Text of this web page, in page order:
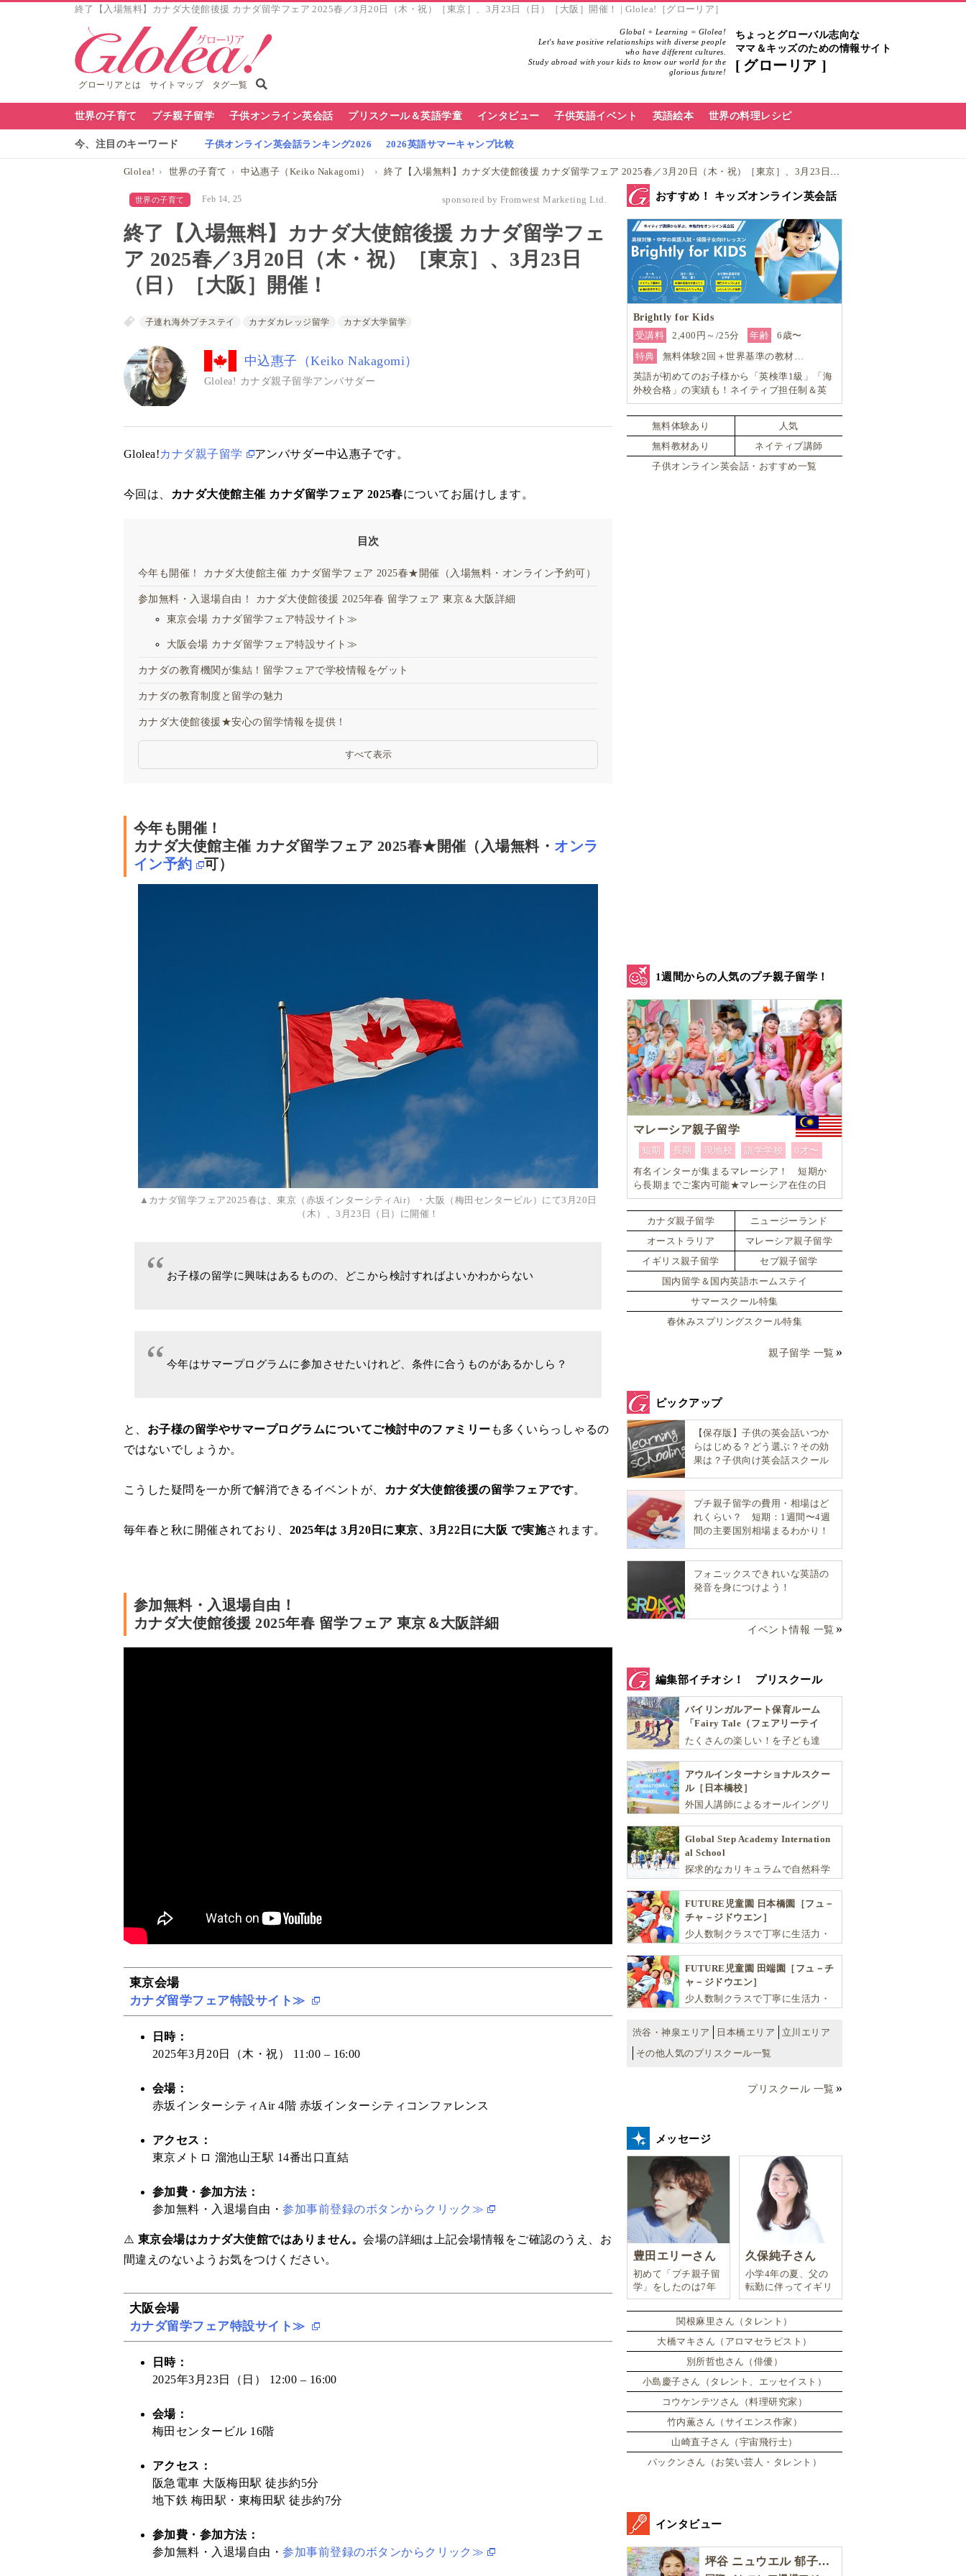
終了【入場無料】カナダ大使館後援 カナダ留学フェア 2025春／3月20日（木・祝）［東京］、3月23日（日）［大阪］開催！ | Glolea!［グローリア］
グローリアとは サイトマップ タグ一覧
Global + Learning = Glolea!
Let's have positive relationships with diverse people
who have different cultures.
Study abroad with your kids to know our world for the
glorious future!
ちょっとグローバル志向な
ママ＆キッズのための情報サイト
グローリア
世界の子育て プチ親子留学 子供オンライン英会話 プリスクール＆英語学童 インタビュー 子供英語イベント 英語絵本 世界の料理レシピ
今、注目のキーワード 子供オンライン英会話ランキング2026 2026英語サマーキャンプ比較
Glolea! 世界の子育て 中込惠子（Keiko Nakagomi） 終了【入場無料】カナダ大使館後援 カナダ留学フェア 2025春／3月20日（木・祝）［東京］、3月23日（日）［大阪］開催！
世界の子育て Feb 14, 25 sponsored by Fromwest Marketing Ltd.
終了【入場無料】カナダ大使館後援 カナダ留学フェ
ア 2025春／3月20日（木・祝）［東京］、3月23日
（日）［大阪］開催！
子連れ海外プチステイ カナダカレッジ留学 カナダ大学留学
中込惠子（Keiko Nakagomi）
Glolea! カナダ親子留学アンバサダー
Glolea!カナダ親子留学 アンバサダー中込惠子です。
今回は、 カナダ大使館主催 カナダ留学フェア 2025春についてお届けします。
目次
今年も開催！ カナダ大使館主催 カナダ留学フェア 2025春★開催（入場無料・オンライン予約可）
参加無料・入退場自由！ カナダ大使館後援 2025年春 留学フェア 東京＆大阪詳細
東京会場 カナダ留学フェア特設サイト≫
大阪会場 カナダ留学フェア特設サイト≫
カナダの教育機関が集結！留学フェアで学校情報をゲット
カナダの教育制度と留学の魅力
カナダ大使館後援★安心の留学情報を提供！
すべて表示
今年も開催！
カナダ大使館主催 カナダ留学フェア 2025春★開催（入場無料・ オンラ
イン予約
可）
▲カナダ留学フェア2025春は、東京（赤坂インターシティAir）・大阪（梅田センタービル）にて3月20日
（木）、3月23日（日）に開催！
お子様の留学に興味はあるものの、どこから検討すればよいかわからない
今年はサマープログラムに参加させたいけれど、条件に合うものがあるかしら？
と、 お子様の留学やサマープログラムについてご検討中のファミリー も多くいらっしゃるの
ではないでしょうか。
こうした疑問を一か所で解消できるイベントが、 カナダ大使館後援の留学フェアです。
毎年春と秋に開催されており、 2025年は 3月20日に東京、3月22日に大阪 で実施されます。
参加無料・入退場自由！
カナダ大使館後援 2025年春 留学フェア 東京＆大阪詳細
東京会場
カナダ留学フェア特設サイト≫
日時：
2025年3月20日（木・祝） 11:00 – 16:00
会場：
赤坂インターシティAir 4階 赤坂インターシティコンファレンス
アクセス：
東京メトロ 溜池山王駅 14番出口直結
参加費・参加方法：
参加無料・入退場自由・参加事前登録のボタンからクリック≫
⚠️ 東京会場はカナダ大使館ではありません。会場の詳細は上記会場情報をご確認のうえ、お
間違えのないようお気をつけください。
大阪会場
カナダ留学フェア特設サイト≫
日時：
2025年3月23日（日） 12:00 – 16:00
会場：
梅田センタービル 16階
アクセス：
阪急電車 大阪梅田駅 徒歩約5分
地下鉄 梅田駅・東梅田駅 徒歩約7分
参加費・参加方法：
参加無料・入退場自由・参加事前登録のボタンからクリック≫
おすすめ！ キッズオンライン英会話
Brightly for Kids
受講料
2,400円～/25分 年齢
6歳〜
特典
無料体験2回＋世界基準の教材…
英語が初めてのお子様から「英検準1級」「海
外校合格」の実績も！ネイティブ担任制＆英
検対策も強く帰国子女対応も可能―小学生か
らの4技能本格英会話『Brightly for Kids｜ブ
ライトリー』
無料体験あり
人気
無料教材あり
ネイティブ講師
子供オンライン英会話・おすすめ一覧
1週間からの人気のプチ親子留学！
マレーシア親子留学
短期 長期 現地校 語学学校
0才〜
有名インターが集まるマレーシア！ 短期か
ら長期までご案内可能★マレーシア在住の日
本人留学コーディネーターがお子様お一人お
ひとりに合ったワンランク上のマレーシア親
子留学をカスタマイズ
カナダ親子留学
ニュージーランド
オーストラリア
マレーシア親子留学
イギリス親子留学
セブ親子留学
国内留学＆国内英語ホームステイ
サマースクール特集
春休みスプリングスクール特集
親子留学 一覧
ピックアップ
【保存版】子供の英会話いつか
らはじめる？どう選ぶ？その効
果は？子供向け英会話スクール
プチ親子留学の費用・相場はど
れくらい？ 短期：1週間〜4週
間の主要国別相場まるわかり！
フォニックスできれいな英語の
発音を身につけよう！
イベント情報 一覧
編集部イチオシ！ プリスクール
バイリンガルアート保育ルーム
「Fairy Tale（フェアリーテイ
ル）」
たくさんの楽しい！を子ども達
ラムとバイリンガル保育で子供達
の『生きる力』を育てます。
アウルインターナショナルスクー
ル［日本橋校］
外国人講師によるオールイングリ
ぶだけではなく、英語で学ぶ環境
を提供します！
Global Step Academy Internation
al School
探求的なカリキュラムで自然科学
非認知能力を育てるインターナシ
ョナル・プリスクールです。
FUTURE児童園 日本橋園［フュ－
チャ－ジドウエン］
少人数制クラスで丁寧に生活力・
能性を広げます！
FUTURE児童園 田端園［フュ－チ
ャ－ジドウエン］
少人数制クラスで丁寧に生活力・
能性を広げます！
渋谷・神泉エリア 日本橋エリア
立川エリア
その他人気のプリスクール一覧
プリスクール 一覧
メッセージ
豊田エリーさん
初めて「プチ親子留
学」をしたのは7年
前。娘は2週間ロン
ドンのサマースクー
ルに通い、英語劇に
挑戦したり、
久保純子さん
小学4年の夏、父の
転勤に伴ってイギリ
スに引っ越した。
関根麻里さん（タレント）
大橋マキさん（アロマセラピスト）
別所哲也さん（俳優）
小島慶子さん（タレント、エッセイスト）
コウケンテツさん（料理研究家）
竹内薫さん（サイエンス作家）
山崎直子さん（宇宙飛行士）
パックンさん（お笑い芸人・タレント）
インタビュー
坪谷 ニュウエル 郁子さん［後編］